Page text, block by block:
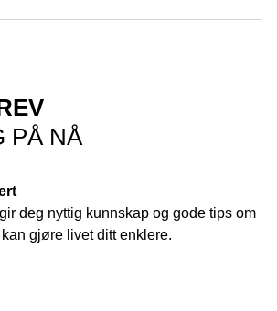
PÅ NÅ
deg nyttig kunnskap og gode tips om
gjøre livet ditt enklere.